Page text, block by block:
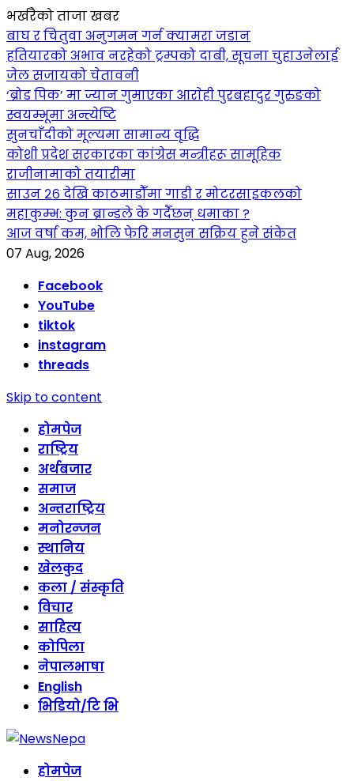
भर्खरैको ताजा खबर
बाघ र चितुवा अनुगमन गर्न क्यामरा जडान
हतियारको अभाव नरहेको ट्रम्पको दाबी, सूचना चुहाउनेलाई
जेल सजायको चेतावनी
‘ब्रोड पिक’ मा ज्यान गुमाएका आराेही पुरबहादुर गुरुङको
स्वयम्भूमा अन्त्येष्टि
सुनचाँदीको मूल्यमा सामान्य वृद्धि
कोशी प्रदेश सरकारका कांग्रेस मन्त्रीहरू सामूहिक
राजीनामाको तयारीमा
साउन २६ देखि काठमाडौँमा गाडी र मोटरसाइकलको
महाकुम्भ: कुन ब्रान्डले के गर्दैछन् धमाका ?
आज वर्षा कम, भोलि फेरि मनसुन सक्रिय हुने संकेत
07 Aug, 2026
Facebook
YouTube
tiktok
instagram
threads
Skip to content
होमपेज
राष्ट्रिय
अर्थबजार
समाज
अन्तराष्ट्रिय
मनोरन्जन
स्थानिय
खेलकुद
कला / संस्कृति
विचार
साहित्य
कोपिला
नेपालभाषा
English
भिडियो/टि भि
होमपेज